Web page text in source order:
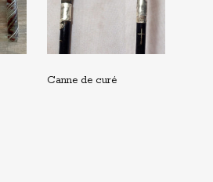
Canne de curé